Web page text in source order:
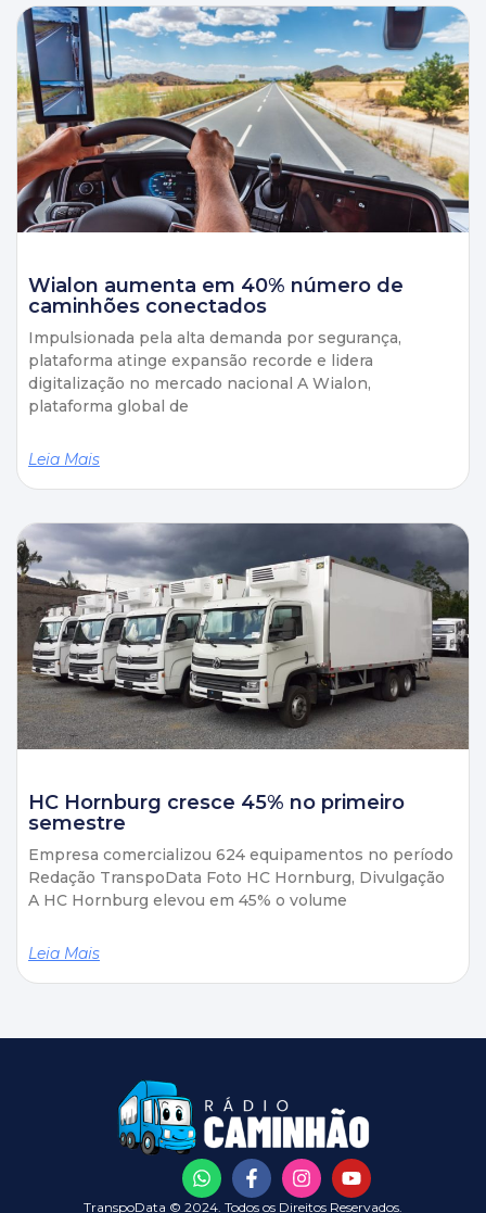
Wialon aumenta em 40% número de
caminhões conectados
Impulsionada pela alta demanda por segurança,
plataforma atinge expansão recorde e lidera
digitalização no mercado nacional A Wialon,
plataforma global de
Leia Mais
HC Hornburg cresce 45% no primeiro
semestre
Empresa comercializou 624 equipamentos no período
Redação TranspoData Foto HC Hornburg, Divulgação
A HC Hornburg elevou em 45% o volume
Leia Mais
TranspoData © 2024. Todos os Direitos Reservados.